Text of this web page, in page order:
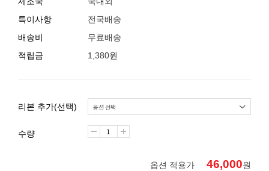
특이사항
전국배송
배송비
무료배송
적립금
1,380원
리본 추가(선택)
수량
옵션 적용가 46,000원